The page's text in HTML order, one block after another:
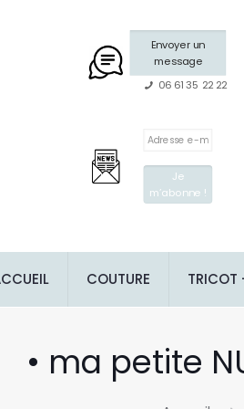
Envoyer un
message
06 61 35 22 22
COUTURE TRICOT
• ma petite